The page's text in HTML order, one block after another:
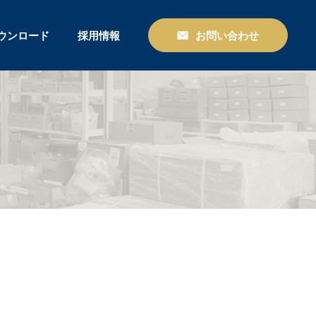
ンロード 採用情報 お問い合わせ